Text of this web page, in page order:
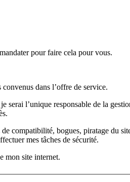
pour faire cela pour vous.
dans l’offre de service.
serai l’unique responsable de la
compatibilité, bogues, piratage du
mes tâches de sécurité.
mon site internet.